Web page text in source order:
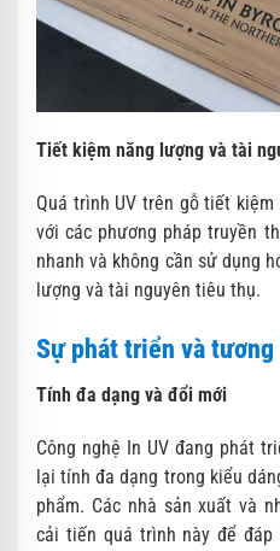
Tiết kiệm năng lượng và tài
Quá trình UV trên gỗ tiết
với các phương pháp truyền
nhanh và không cần sử dụng
lượng và tài nguyên tiêu thụ.
Sự phát triển và tương
Tính đa dạng và đổi mới
Công nghệ In UV đang phát
lại tính đa dạng trong kiểu
phẩm. Các nhà sản xuất và
cải tiến quá trình này để đáp